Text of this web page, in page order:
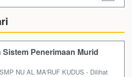
Penerimaan Murid
NU AL MA'RUF KUDUS - Dilihat